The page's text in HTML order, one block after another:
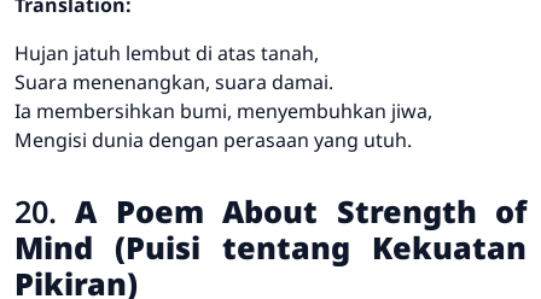
Hujan jatuh lembut di atas tanah,
Suara menenangkan, suara damai.
Ia membersihkan bumi, menyembuhkan jiwa,
Mengisi dunia dengan perasaan yang utuh.
20.A Poem About Strength of
Mind (Puisi tentang Kekuatan
Pikiran)